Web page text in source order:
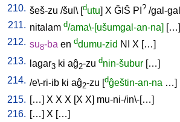
210. šeš-zu /šul \ [dutu] X ĜIŠ PI ? /gal-gal
211. nitalam d/ama\-[ušumgal-an-na] […]
212. su8-ba en ddumu-zid NI X […]
213.
lagar3 ki aĝ2-zu dnin-šubur […]
214. /e\-ri-ib ki aĝ2-zu [dĝeštin-an-na …]
215. […] X X X [X X] mu-ni-/in\-[…]
216. […] X […]